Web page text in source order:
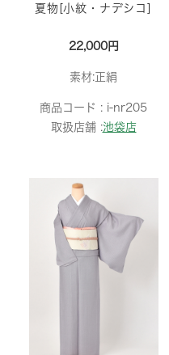
夏物[小紋・ナデシコ]
22,000円
素材:正絹
商品コード : i-nr205
取扱店舗 :池袋店